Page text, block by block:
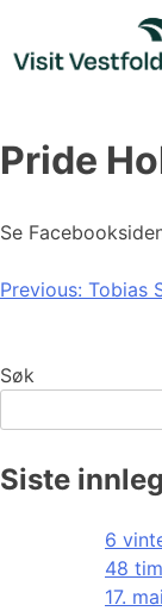
content
Pride
Se
Previous: Tobias
Søk
Siste
6
48
17.